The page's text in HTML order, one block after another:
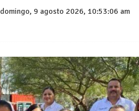
domingo, 9 agosto 2026, 10:53:07 am